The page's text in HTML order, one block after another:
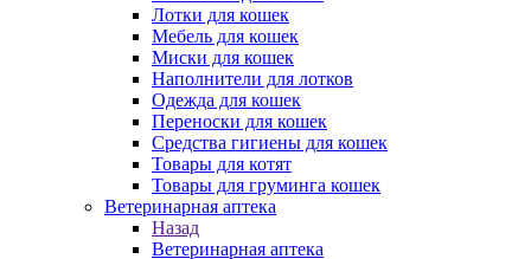
Лотки для кошек
Мебель для кошек
Миски для кошек
Наполнители для лотков
Одежда для кошек
Переноски для кошек
Средства гигиены для кошек
Товары для котят
Товары для груминга кошек
Ветеринарная аптека
Назад
Ветеринарная аптека